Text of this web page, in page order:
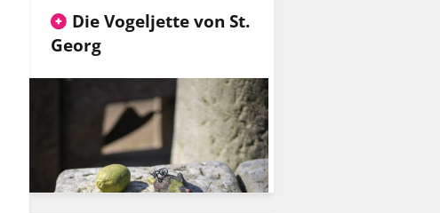
Die Vogeljette von St.
Georg